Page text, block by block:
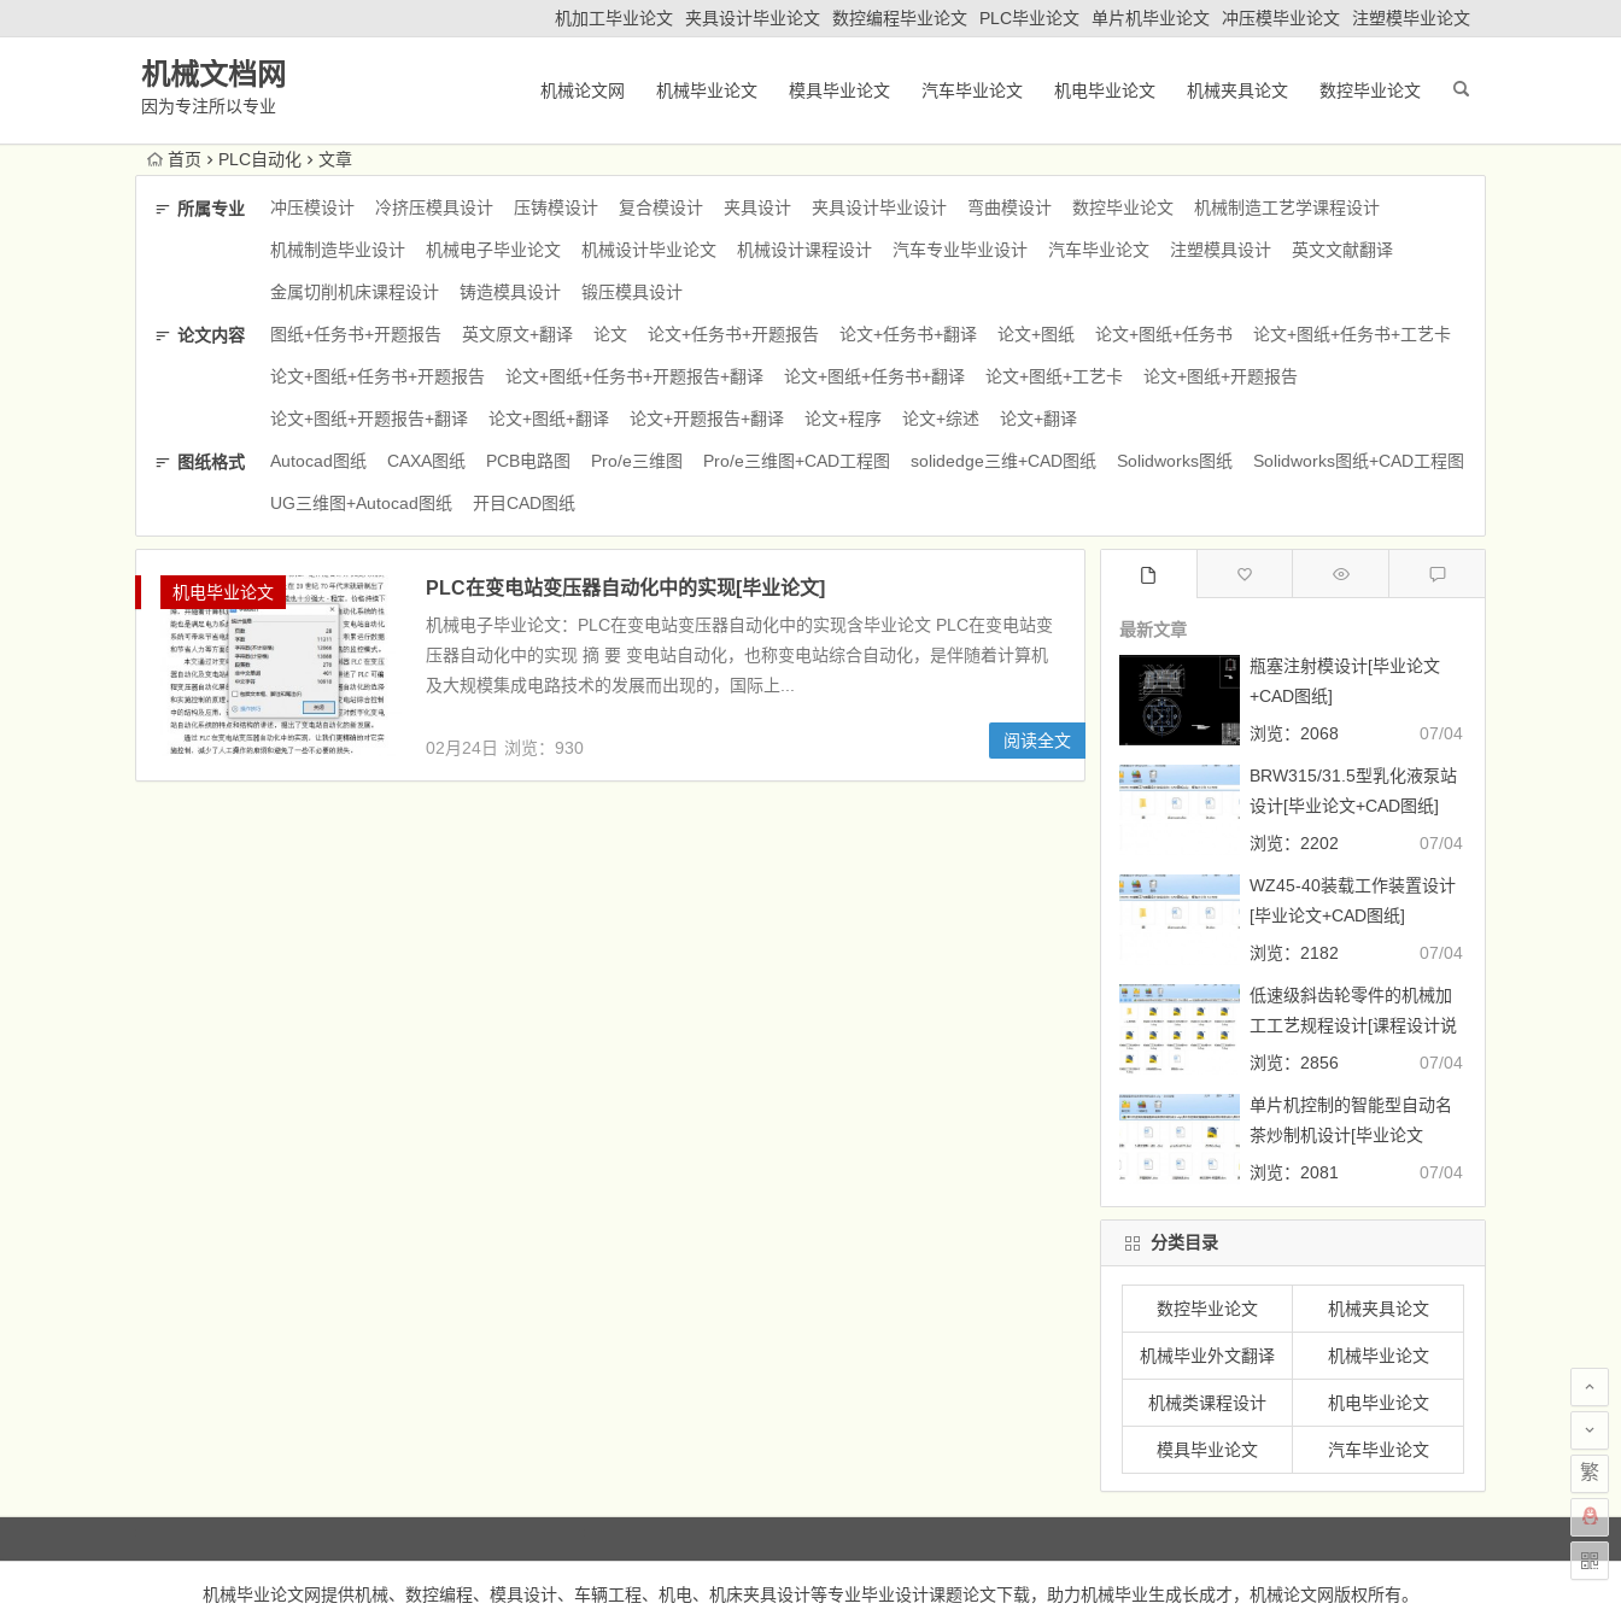
机加工毕业论文 夹具设计毕业论文 数控编程毕业论文 PLC毕业论文 单片机毕业论文 冲压模毕业论文 注塑模毕业论文
机械文档网
因为专注所以专业
机械论文网 机械毕业论文 模具毕业论文 汽车毕业论文 机电毕业论文 机械夹具论文 数控毕业论文
首页 PLC自动化 文章
所属专业 冲压模设计 冷挤压模具设计 压铸模设计 复合模设计 夹具设计 夹具设计毕业设计 弯曲模设计 数控毕业论文 机械制造工艺学课程设计
机械制造毕业设计 机械电子毕业论文 机械设计毕业论文 机械设计课程设计 汽车专业毕业设计 汽车毕业论文 注塑模具设计 英文文献翻译
金属切削机床课程设计 铸造模具设计 锻压模具设计
论文内容 图纸+任务书+开题报告 英文原文+翻译 论文 论文+任务书+开题报告 论文+任务书+翻译 论文+图纸 论文+图纸+任务书 论文+图纸+任务书+工艺卡
论文+图纸+任务书+开题报告 论文+图纸+任务书+开题报告+翻译 论文+图纸+任务书+翻译 论文+图纸+工艺卡 论文+图纸+开题报告
论文+图纸+开题报告+翻译 论文+图纸+翻译 论文+开题报告+翻译 论文+程序 论文+综述 论文+翻译
图纸格式 Autocad图纸 CAXA图纸 PCB电路图 Pro/e三维图 Pro/e三维图+CAD工程图 solidedge三维+CAD图纸 Solidworks图纸 Solidworks图纸+CAD工程图
UG三维图+Autocad图纸 开目CAD图纸
机电毕业论文 PLC在变电站变压器自动化中的实现[毕业论文]
机械电子毕业论文：PLC在变电站变压器自动化中的实现含毕业论文 PLC在变电站变
压器自动化中的实现 摘 要 变电站自动化，也称变电站综合自动化，是伴随着计算机
及大规模集成电路技术的发展而出现的，国际上...
02月24日 浏览：930 阅读全文
最新文章
瓶塞注射模设计[毕业论文
+CAD图纸]
07/04
浏览：2068
BRW315/31.5型乳化液泵站
设计[毕业论文+CAD图纸]
07/04
浏览：2202
WZ45-40装载工作装置设计
[毕业论文+CAD图纸]
07/04
浏览：2182
低速级斜齿轮零件的机械加
工工艺规程设计[课程设计说
明书+CAD图纸]
07/04
浏览：2856
单片机控制的智能型自动名
茶炒制机设计[毕业论文
+CAD图纸]
07/04
浏览：2081
分类目录
数控毕业论文 机械夹具论文
机械毕业外文翻译 机械毕业论文
机械类课程设计 机电毕业论文
模具毕业论文 汽车毕业论文
机械毕业论文网提供机械、数控编程、模具设计、车辆工程、机电、机床夹具设计等专业毕业设计课题论文下载，助力机械毕业生成长成才， 机械论文网版权所有。
繁